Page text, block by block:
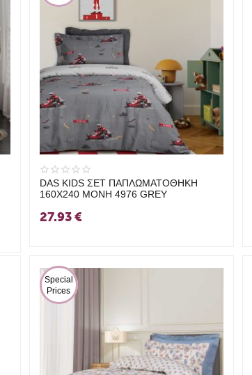
DAS KIDS ΣΕΤ ΠΑΠΛΩΜΑΤΟΘΗΚΗ
160Χ240 ΜΟΝΗ 4976 GREY
27.93€
Special
Prices